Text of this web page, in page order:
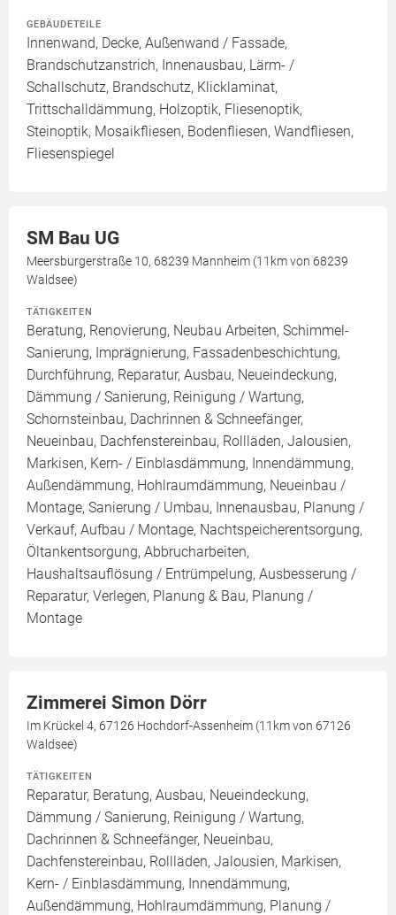
GEBÄUDETEILE
Innenwand, Decke, Außenwand / Fassade,
Brandschutzanstrich, Innenausbau, Lärm- /
Schallschutz, Brandschutz, Klicklaminat,
Trittschalldämmung, Holzoptik, Fliesenoptik,
Steinoptik, Mosaikfliesen, Bodenfliesen, Wandfliesen,
Fliesenspiegel
SM Bau UG
Meersburgerstraße 10, 68239 Mannheim (11km von 68239
Waldsee)
TÄTIGKEITEN
Beratung, Renovierung, Neubau Arbeiten, Schimmel-
Sanierung, Imprägnierung, Fassadenbeschichtung,
Durchführung, Reparatur, Ausbau, Neueindeckung,
Dämmung / Sanierung, Reinigung / Wartung,
Schornsteinbau, Dachrinnen & Schneefänger,
Neueinbau, Dachfenstereinbau, Rollläden, Jalousien,
Markisen, Kern- / Einblasdämmung, Innendämmung,
Außendämmung, Hohlraumdämmung, Neueinbau /
Montage, Sanierung / Umbau, Innenausbau, Planung /
Verkauf, Aufbau / Montage, Nachtspeicherentsorgung,
Öltankentsorgung, Abbrucharbeiten,
Haushaltsauflösung / Entrümpelung, Ausbesserung /
Reparatur, Verlegen, Planung & Bau, Planung /
Montage
Zimmerei Simon Dörr
Im Krückel 4, 67126 Hochdorf-Assenheim (11km von 67126
Waldsee)
TÄTIGKEITEN
Reparatur, Beratung, Ausbau, Neueindeckung,
Dämmung / Sanierung, Reinigung / Wartung,
Dachrinnen & Schneefänger, Neueinbau,
Dachfenstereinbau, Rollläden, Jalousien, Markisen,
Kern- / Einblasdämmung, Innendämmung,
Außendämmung, Hohlraumdämmung, Planung /